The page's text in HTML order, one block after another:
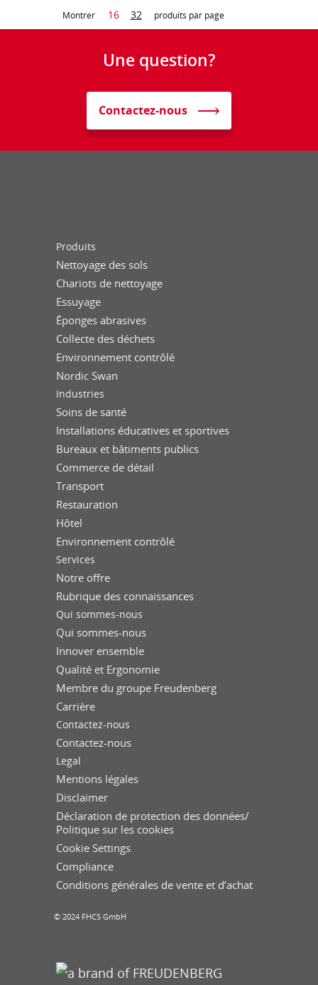
Montrer 16 32 produits par page
Une question?
Contactez-nous
Produits
Nettoyage des sols
Chariots de nettoyage
Essuyage
Éponges abrasives
Collecte des déchets
Environnement contrôlé
Nordic Swan
Industries
Soins de santé
Installations éducatives et sportives
Bureaux et bâtiments publics
Commerce de détail
Transport
Restauration
Hôtel
Environnement contrôlé
Services
Notre offre
Rubrique des connaissances
Qui sommes-nous
Qui sommes-nous
Innover ensemble
Qualité et Ergonomie
Membre du groupe Freudenberg
Carrière
Contactez-nous
Contactez-nous
Legal
Mentions légales
Disclaimer
Déclaration de protection des données/
Politique sur les cookies
Cookie Settings
Compliance
Conditions générales de vente et d’achat
© 2024 FHCS GmbH